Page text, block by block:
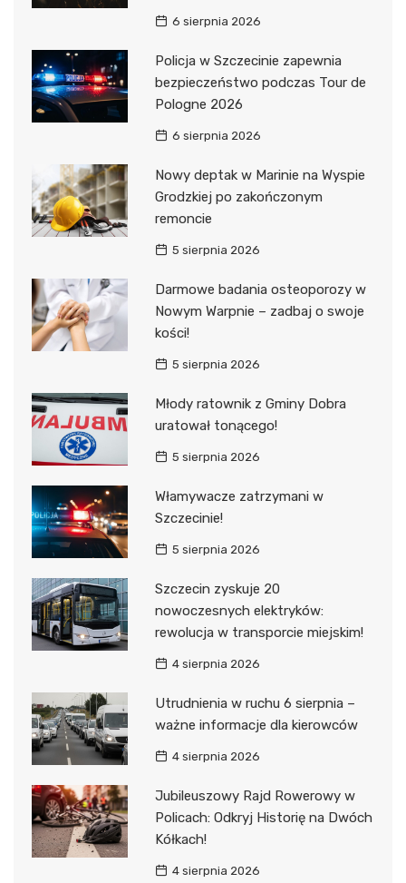
6 sierpnia 2026
Policja w Szczecinie zapewnia
bezpieczeństwo podczas Tour de
Pologne 2026
6 sierpnia 2026
Nowy deptak w Marinie na Wyspie
Grodzkiej po zakończonym
remoncie
5 sierpnia 2026
Darmowe badania osteoporozy w
Nowym Warpnie – zadbaj o swoje
kości!
5 sierpnia 2026
Młody ratownik z Gminy Dobra
uratował tonącego!
5 sierpnia 2026
Włamywacze zatrzymani w
Szczecinie!
5 sierpnia 2026
Szczecin zyskuje 20
nowoczesnych elektryków:
rewolucja w transporcie miejskim!
4 sierpnia 2026
Utrudnienia w ruchu 6 sierpnia –
ważne informacje dla kierowców
4 sierpnia 2026
Jubileuszowy Rajd Rowerowy w
Policach: Odkryj Historię na Dwóch
Kółkach!
4 sierpnia 2026